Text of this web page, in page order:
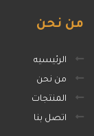
من نحن
الرئيسيه
من نحن
المنتجات
اتصل بنا